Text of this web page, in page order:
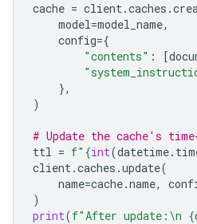
cache = client.caches .
model=model_name,
config={
"contents" : [
},
)
# Update the cache's
ttl = f" {int(datetime.
client.caches .update(
name=cache.name,
)
print(f"After update: \n {